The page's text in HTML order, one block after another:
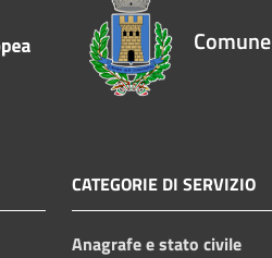
CATEGORIE DI SERVIZIO
Anagrafe e stato civile